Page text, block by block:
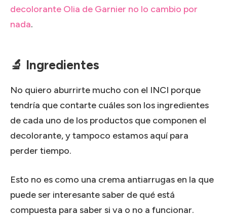
decolorante Olia de Garnier no lo cambio por
nada.
🔬 Ingredientes
No quiero aburrirte mucho con el INCI porque
tendría que contarte cuáles son los ingredientes
de cada uno de los productos que componen el
decolorante, y tampoco estamos aquí para
perder tiempo.
Esto no es como una crema antiarrugas en la que
puede ser interesante saber de qué está
compuesta para saber si va o no a funcionar.